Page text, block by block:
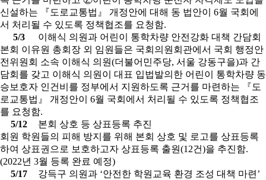
신설하는 『도로교통법』 개정안에 대해 동 법안이 6월 국회에
서 처리될 수 있도록 정책협조를 요청함.
5/3
이해식 의원과 어린이 통학차량 안전강화 대책 간담회
본회 이유원 총회장 외 임원들은 국회의원회관에서 국회 행정안
전위원회 소속 이해식 의원(더불어민주당, 서울 강동구을)과 간
담회를 갖고 이해식 의원이 대표 입법발의한 어린이 통학차량 동
승보호자 인건비를 정부에서 지원하도록 근거를 마련하는 『도
로교통법』 개정안이 6월 국회에서 처리될 수 있도록 정책협조
를 요청함.
5/12
본회 상호 등 상표등록 추진
회원 학원들의 피해 방지를 위해 본회 상호 및 로고를 상표등록
하여 상표권으로 보호하고자 상표등록 출원(12건)을 추진함.
(2022년 3월 등록 완료 예정)
5/17
강득구 의원과 ‘안전한 학원교육 환경 조성 대책 마련’